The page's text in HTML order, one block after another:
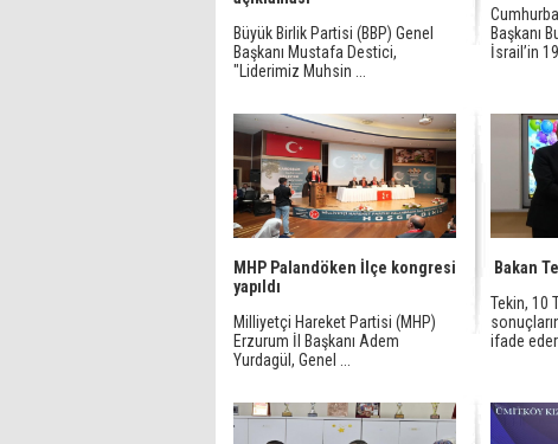
Büyük Birlik Partisi (BBP) Genel
Başkanı Mustafa Destici,
"Liderimiz Muhsin ...
Başkanı
İsrail’in
MHP Palandöken İlçe kongresi
yapıldı
Milliyetçi Hareket Partisi (MHP)
Erzurum İl Başkanı Adem
Yurdagül, Genel ...
Bakan
Tekin, 10
ifade